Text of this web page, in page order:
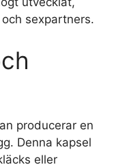
sexpartners.
producerar en
Denna kapsel
eller